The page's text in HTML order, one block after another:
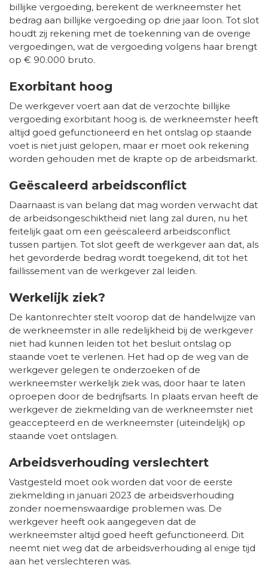
billijke vergoeding, berekent de werkneemster het
bedrag aan billijke vergoeding op drie jaar loon. Tot slot
houdt zij rekening met de toekenning van de overige
vergoedingen, wat de vergoeding volgens haar brengt
op € 90.000 bruto.
Exorbitant hoog
De werkgever voert aan dat de verzochte billijke
vergoeding exorbitant hoog is. de werkneemster heeft
altijd goed gefunctioneerd en het ontslag op staande
voet is niet juist gelopen, maar er moet ook rekening
worden gehouden met de krapte op de arbeidsmarkt.
Geëscaleerd arbeidsconflict
Daarnaast is van belang dat mag worden verwacht dat
de arbeidsongeschiktheid niet lang zal duren, nu het
feitelijk gaat om een geëscaleerd arbeidsconflict
tussen partijen. Tot slot geeft de werkgever aan dat, als
het gevorderde bedrag wordt toegekend, dit tot het
faillissement van de werkgever zal leiden.
Werkelijk ziek?
De kantonrechter stelt voorop dat de handelwijze van
de werkneemster in alle redelijkheid bij de werkgever
niet had kunnen leiden tot het besluit ontslag op
staande voet te verlenen. Het had op de weg van de
werkgever gelegen te onderzoeken of de
werkneemster werkelijk ziek was, door haar te laten
oproepen door de bedrijfsarts. In plaats ervan heeft de
werkgever de ziekmelding van de werkneemster niet
geaccepteerd en de werkneemster (uiteindelijk) op
staande voet ontslagen.
Arbeidsverhouding verslechtert
Vastgesteld moet ook worden dat voor de eerste
ziekmelding in januari 2023 de arbeidsverhouding
zonder noemenswaardige problemen was. De
werkgever heeft ook aangegeven dat de
werkneemster altijd goed heeft gefunctioneerd. Dit
neemt niet weg dat de arbeidsverhouding al enige tijd
aan het verslechteren was.